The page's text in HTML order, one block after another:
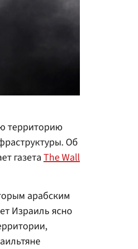
территорию
Об
газетаThe Wall
арабским
Израиль ясно